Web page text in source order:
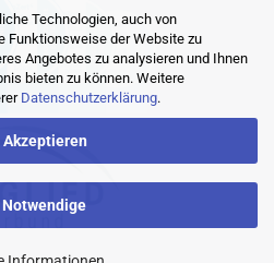
Technologien, auch von
Funktionsweise der Website zu
Angebotes zu analysieren und Ihnen
bieten zu können. Weitere
Datenschutzerklärung.
Akzeptieren
Notwendige